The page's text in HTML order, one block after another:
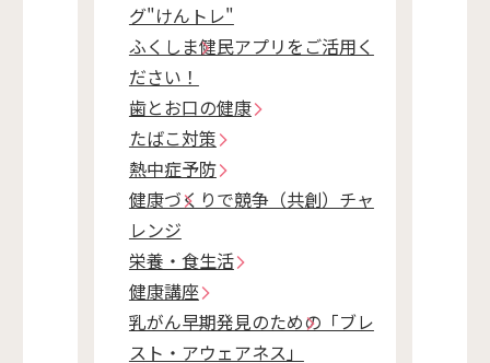
グ"けんトレ"
ふくしま健民アプリをご活用く
ださい！
歯とお口の健康
たばこ対策
熱中症予防
健康づくりで競争（共創）チャ
レンジ
栄養・食生活
健康講座
乳がん早期発見のための「ブレ
スト・アウェアネス」